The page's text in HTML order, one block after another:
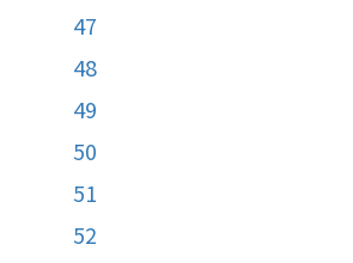
47
48
49
50
51
52